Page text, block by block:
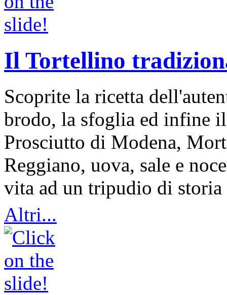
Il Tortellino
Scoprite la ricetta
brodo, la sfoglia ed infine
Prosciutto di Modena,
Reggiano, uova, sale e
vita ad un tripudio di storia
Altri...